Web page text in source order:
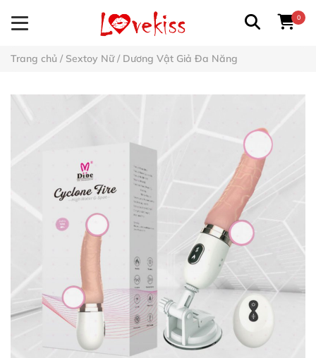
0
Trang chủ / Sextoy Nữ/ Dương Vật Giả Đa Năng